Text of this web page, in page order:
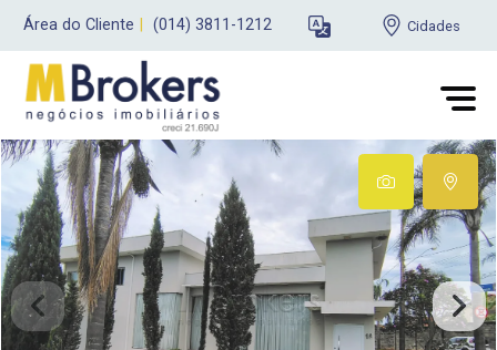
Área do Cliente (014) 3811-1212 Cidades